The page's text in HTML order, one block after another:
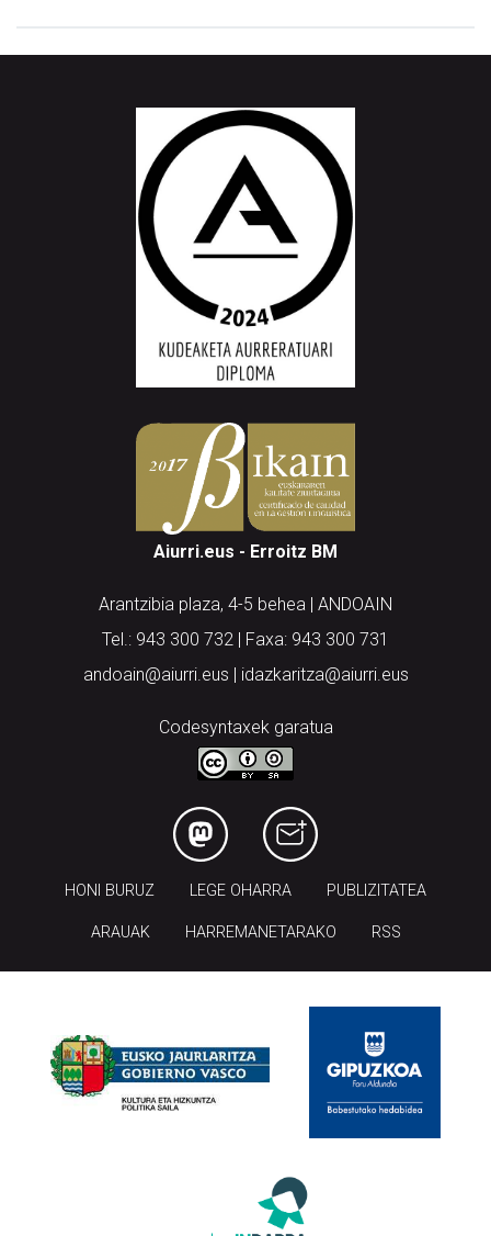
Aiurri.eus - Erroitz BM
Arantzibia plaza, 4-5 behea | ANDOAIN
Tel.: 943 300 732 | Faxa: 943 300 731
andoain@aiurri.eus | idazkaritza@aiurri.eus
Codesyntaxek garatua
HONI BURUZ LEGE OHARRA PUBLIZITATEA
ARAUAK HARREMANETARAKO RSS